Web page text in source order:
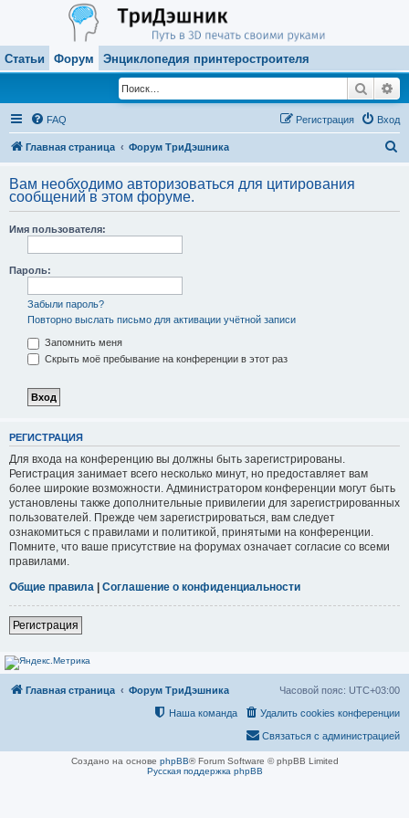
Статьи Форум Энциклопедия принтеростроителя
Поиск
FAQ Вход
Регистрация
Главная страница Форум ТриДэшника
с
Вам необходимо авторизоваться для цитирования
сообщений в этом форуме.
Имя пользователя:
Пароль:
Забыли пароль?
Повторно выслать письмо для активации учётной записи
Запомнить меня
Скрыть моё пребывание на конференции в этот раз
РЕГИСТРАЦИЯ
Для входа на конференцию вы должны быть зарегистрированы.
Регистрация занимает всего несколько минут, но предоставляет вам
более широкие возможности. Администратором конференции могут быть
установлены также дополнительные привилегии для зарегистрированных
пользователей. Прежде чем зарегистрироваться, вам следует
ознакомиться с правилами и политикой, принятыми на конференции.
Помните, что ваше присутствие на форумах означает согласие со всеми
правилами.
Общие правила | Соглашение о конфиденциальности
Регистрация
Главная страница Форум ТриДэшника Часовой пояс: UTC+03:00
Удалить cookies конференции
Наша команда
Связаться с администрацией
Создано на основе phpBB® Forum Software © phpBB Limited
Русская поддержка phpBB